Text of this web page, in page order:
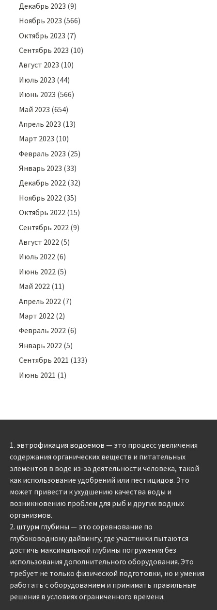
Декабрь 2023 (9)
Ноябрь 2023 (566)
Октябрь 2023 (7)
Сентябрь 2023 (10)
Август 2023 (10)
Июль 2023 (44)
Июнь 2023 (566)
Май 2023 (654)
Апрель 2023 (13)
Март 2023 (10)
Февраль 2023 (25)
Январь 2023 (33)
Декабрь 2022 (32)
Ноябрь 2022 (35)
Октябрь 2022 (15)
Сентябрь 2022 (9)
Август 2022 (5)
Июль 2022 (6)
Июнь 2022 (5)
Май 2022 (11)
Апрель 2022 (7)
Март 2022 (2)
Февраль 2022 (6)
Январь 2022 (5)
Сентябрь 2021 (133)
Июнь 2021 (1)
1. эвтрофикация водоемов — это процесс увеличения
содержания органических веществ и питательных
элементов в воде из-за деятельности человека, такой
как использование удобрений или пестицидов. Это
может привести к ухудшению качества воды и
возникновению проблем для рыб и других водных
организмов.
2. штурм глубины — это соревнование по
глубоководному дайвингу, где участники пытаются
достичь максимальной глубины погружения без
использования дополнительного оборудования. Это
требует не только физической подготовки, но и умения
работать с оборудованием и принимать правильные
решения в условиях ограниченного времени.